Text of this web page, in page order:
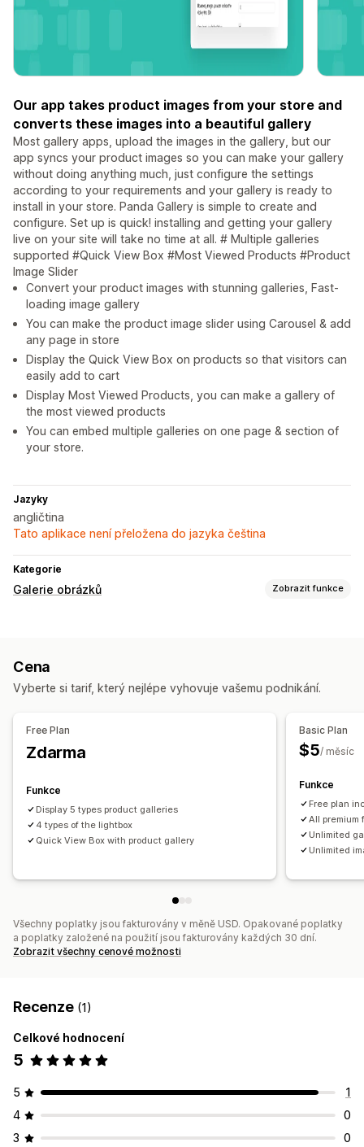
Our app takes product images from your store and
converts these images into a beautiful gallery
Most gallery apps, upload the images in the gallery, but our
app syncs your product images so you can make your gallery
without doing anything much, just configure the settings
according to your requirements and your gallery is ready to
install in your store. Panda Gallery is simple to create and
configure. Set up is quick! installing and getting your gallery
live on your site will take no time at all. # Multiple galleries
supported #Quick View Box #Most Viewed Products #Product
Image Slider
Convert your product images with stunning galleries, Fast-
loading image gallery
You can make the product image slider using Carousel & add
any page in store
Display the Quick View Box on products so that visitors can
easily add to cart
Display Most Viewed Products, you can make a gallery of
the most viewed products
You can embed multiple galleries on one page & section of
your store.
Jazyky
angličtina
Tato aplikace není přeložena do jazyka čeština
Kategorie
Galerie obrázků Zobrazit funkce
Portfolio
Video
Hromadné nahrávání
Ochrana obrázků
Efekty při najetí myší
Responzivní design pro mobilní zařízení
Cena
Vyberte si tarif, který nejlépe vyhovuje vašemu podnikání.
Free Plan
Zdarma
Funkce
Display 5 types product galleries
4 types of the lightbox
Quick View Box with product gallery
Basic Plan
$5/ měsíc
Funkce
Free plan
All premium
Unlimited
Unlimited
Všechny poplatky jsou fakturovány v měně USD. Opakované poplatky
a poplatky založené na použití jsou fakturovány každých 30 dní.
Zobrazit všechny cenové možnosti
Recenze (1)
Celkové hodnocení
5
5
1
4
0
3
0